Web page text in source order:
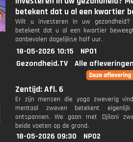
betekent dat u al een kwartier
Wilt u investeren in uw gezondheid?
betekent dat u al een kwartier
aanbevolen dagelijkse half uur.
18-05-2026 10:15
NPO1
Gezondheid.TV
Alle
Zentijd: Afl. 6
Er zijn mensen die yoga zweverig
mentaal zweven betekent
ontspannen. We gaan met Djilani
beide voeten op de grond.
18-05-2026 09:30
NPO2